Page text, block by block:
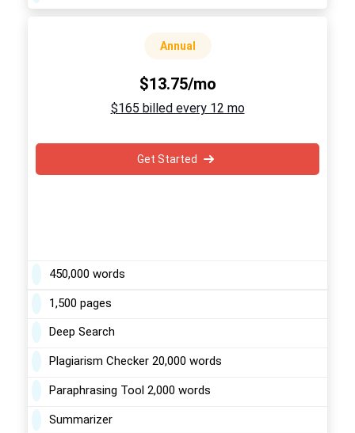
Annual
$13.75/mo
$165 billed every 12 mo
Get Started
450,000 words
1,500 pages
Deep Search
Plagiarism Checker 20,000 words
Paraphrasing Tool 2,000 words
Summarizer